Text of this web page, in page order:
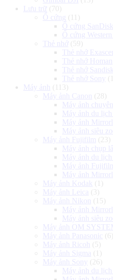
Lưu trữ (70)
Ổ cứng (11)
Ổ cứng SanDisk
Ổ cứng
Thẻ nhớ (59)
Thẻ nhớ
Thẻ nhớ Homan
Thẻ nhớ Sandisk
Thẻ nhớ Sony
Máy ảnh
(113)
Máy ảnh Canon
(28)
Máy ảnh
Máy ảnh du lịch
Máy ảnh
Máy ảnh siêu
Máy ảnh Fujifilm (23)
Máy ảnh chụp
Máy ảnh du
Máy ảnh
Máy ảnh
Máy ảnh Kodak (1)
Máy ảnh Leica (3)
Máy ảnh Nikon
(15)
Máy ảnh
Máy ảnh siêu
Máy ảnh OM
Máy ảnh Panasonic (6)
Máy ảnh Ricoh
(5)
Máy ảnh Sigma (1)
Máy ảnh Sony (26)
Máy ảnh du lịch